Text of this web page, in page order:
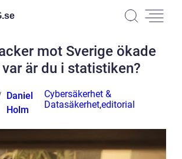
se
mot Sverige ökade
är du i statistiken?
Daniel
Holm
Cybersäkerhet &
Datasäkerhet,editorial